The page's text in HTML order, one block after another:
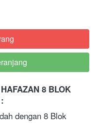
8 BLOK
dengan 8 Blok